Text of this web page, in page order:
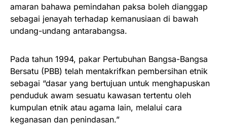
amaran bahawa pemindahan paksa boleh dianggap
sebagai jenayah terhadap kemanusiaan di bawah
undang-undang antarabangsa.
Pada tahun 1994, pakar Pertubuhan Bangsa-Bangsa
Bersatu (PBB) telah mentakrifkan pembersihan etnik
sebagai “dasar yang bertujuan untuk menghapuskan
penduduk awam sesuatu kawasan tertentu oleh
kumpulan etnik atau agama lain, melalui cara
keganasan dan penindasan.”